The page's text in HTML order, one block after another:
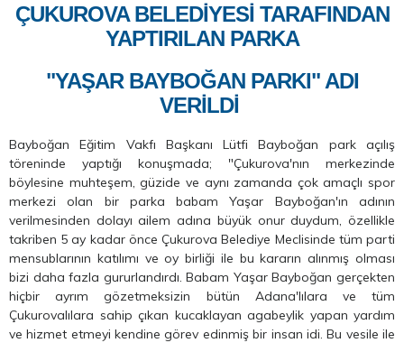
ÇUKUROVA BELEDİYESİ TARAFINDAN
YAPTIRILAN PARKA
"YAŞAR BAYBOĞAN PARKI" ADI
VERİLDİ
Bayboğan Eğitim Vakfı Başkanı Lütfi Bayboğan park açılış
töreninde yaptığı konuşmada; "Çukurova'nın merkezinde
böylesine muhteşem, güzide ve aynı zamanda çok amaçlı spor
merkezi olan bir parka babam Yaşar Bayboğan'ın adının
verilmesinden dolayı ailem adına büyük onur duydum, özellikle
takriben 5 ay kadar önce Çukurova Belediye Meclisinde tüm parti
mensublarının katılımı ve oy birliği ile bu kararın alınmış olması
bizi daha fazla gururlandırdı. Babam Yaşar Bayboğan gerçekten
hiçbir ayrım gözetmeksizin bütün Adana'lılara ve tüm
Çukurovalılara sahip çıkan kucaklayan agabeylik yapan yardım
ve hizmet etmeyi kendine görev edinmiş bir insan idi. Bu vesile ile